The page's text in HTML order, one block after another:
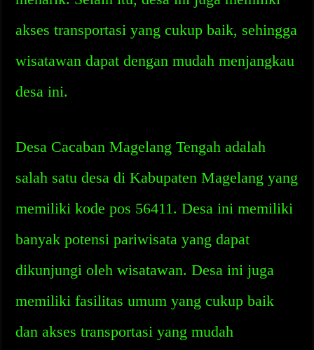
akses transportasi yang cukup baik, sehingga
wisatawan dapat dengan mudah menjangkau
desa ini.
Desa Cacaban Magelang Tengah adalah
salah satu desa di Kabupaten Magelang yang
memiliki kode pos 56411. Desa ini memiliki
banyak potensi pariwisata yang dapat
dikunjungi oleh wisatawan. Desa ini juga
memiliki fasilitas umum yang cukup baik
dan akses transportasi yang mudah